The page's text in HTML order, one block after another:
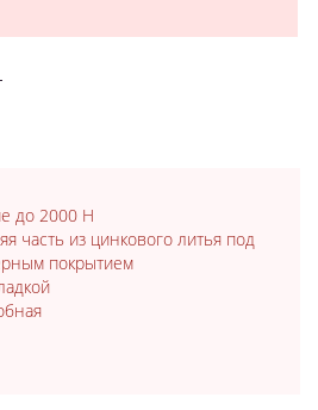
до 2000 Н
часть из цинкового литья под
покрытием